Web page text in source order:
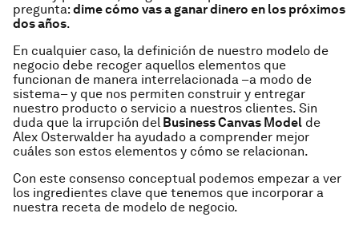
pregunta: dime cómo vas a ganar dinero en los próximos
dos años.
En cualquier caso, la definición de nuestro modelo de
negocio debe recoger aquellos elementos que
funcionan de manera interrelacionada –a modo de
sistema– y que nos permiten construir y entregar
nuestro producto o servicio a nuestros clientes. Sin
duda que la irrupción del Business Canvas Model de
Alex Osterwalder ha ayudado a comprender mejor
cuáles son estos elementos y cómo se relacionan.
Con este consenso conceptual podemos empezar a ver
los ingredientes clave que tenemos que incorporar a
nuestra receta de modelo de negocio.